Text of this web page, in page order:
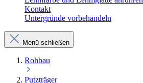
Kontakt
Untergründe vorbehandeln
Menü schließen
Rohbau
Putzträger